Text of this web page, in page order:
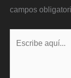
campos